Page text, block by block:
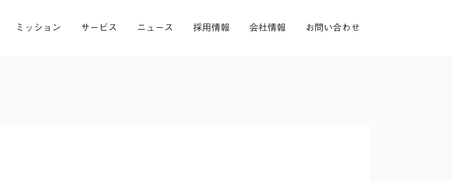
ミッション サービス ニュース 採用情報 会社情報 お問い合わせ